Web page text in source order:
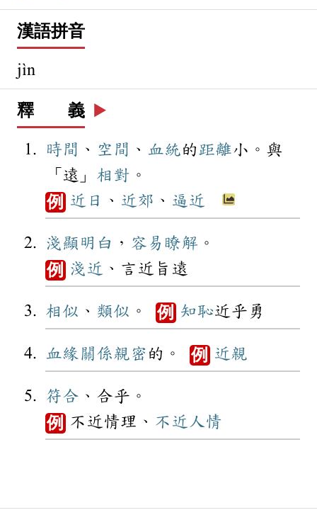
漢語拼音
jìn
釋 義 ▶️
時間 、 空間 、 血統的距離小。與
「遠」 相對 。
例 近日 、 近郊 、 逼近
淺顯 明白 ， 容易 瞭解 。
例 淺近 、言近旨遠
相似 、 類似 。 例 知恥近乎勇
血緣關係親密 的。 例 近親
符合 、合乎。
例 不近情理、 不近人情